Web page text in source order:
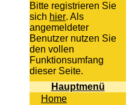
Bitte registrieren Sie
sich hier. Als
angemeldeter
Benutzer nutzen Sie
den vollen
Funktionsumfang
dieser Seite.
Hauptmenü
Home